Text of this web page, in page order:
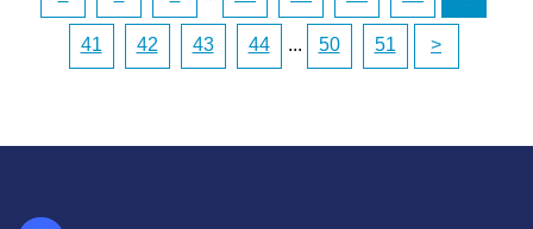
41 42 43 44 ... 50 51 >